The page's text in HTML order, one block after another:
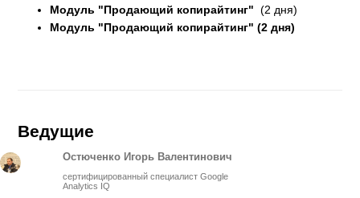
Модуль "Продающий копирайтинг"(2 дня)
Модуль "Продающий копирайтинг" (2 дня)
Ведущие
Остюченко Игорь Валентинович
сертифицированный специалист Google
Analytics IQ